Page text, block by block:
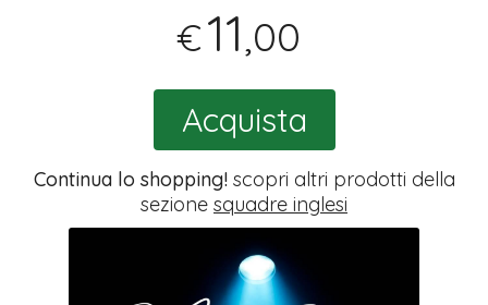
€11,00
Acquista
Continua lo shopping!scopri altri prodotti della
sezione squadre inglesi